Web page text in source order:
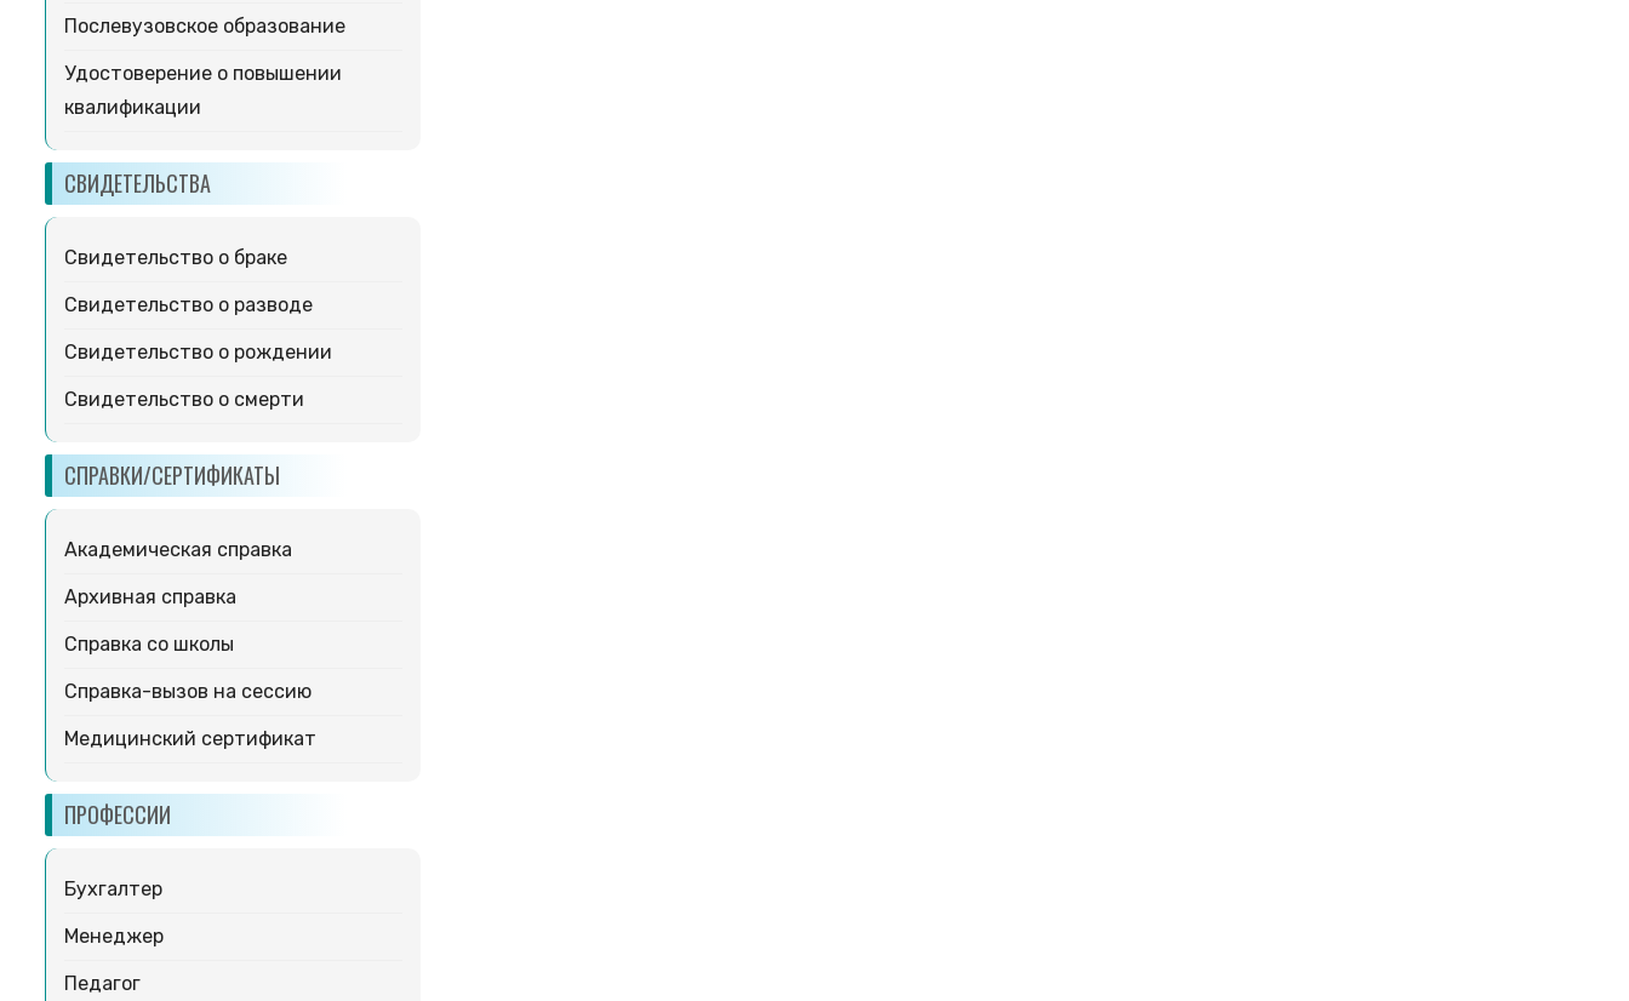
Послевузовское образование
Удостоверение о повышении
квалификации
СВИДЕТЕЛЬСТВА
Свидетельство о браке
Свидетельство о разводе
Свидетельство о рождении
Свидетельство о смерти
СПРАВКИ/СЕРТИФИКАТЫ
Академическая справка
Архивная справка
Справка со школы
Справка-вызов на сессию
Медицинский сертификат
ПРОФЕССИИ
Бухгалтер
Менеджер
Педагог